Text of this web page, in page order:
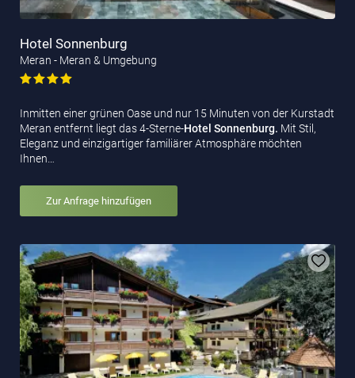
Hotel Sonnenburg
Meran - Meran & Umgebung
Inmitten einer grünen Oase und nur 15 Minuten von der Kurstadt
Meran entfernt liegt das 4-Sterne-Hotel Sonnenburg. Mit Stil,
Eleganz und einzigartiger familiärer Atmosphäre möchten
Ihnen…
Zur Anfrage hinzufügen